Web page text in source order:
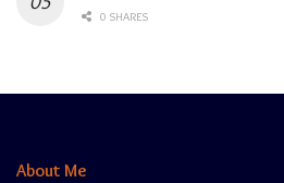
0 SHARES
About Me